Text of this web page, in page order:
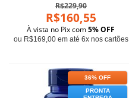
R$229,90
R$160,55
À vista no Pix com5% OFF
ou R$169,00 em até 6x nos cartões
36% OFF
PRONTA